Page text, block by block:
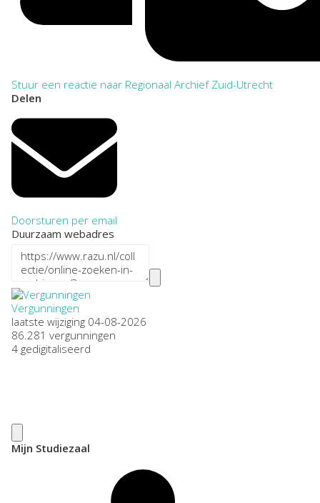
Stuur een reactie naar Regionaal Archief Zuid-Utrecht
Delen
Doorsturen per email
Duurzaam webadres
Vergunningen
laatste wijziging 04-08-2026
86.281 vergunningen
4 gedigitaliseerd
Mijn Studiezaal